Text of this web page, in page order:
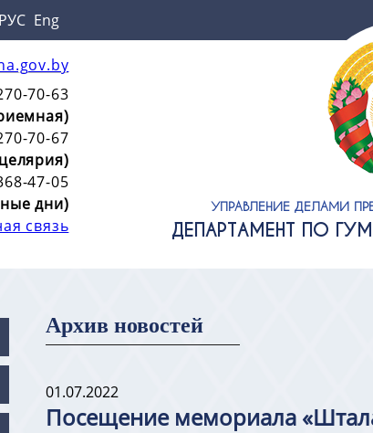
РУС Eng
70-63
70-67
47-05
дни)
связь
УПРАВЛЕНИЕ ДЕЛАМИ
ДЕПАРТАМЕНТ ПО
Архив новостей
01.07.2022
Посещение мемориала